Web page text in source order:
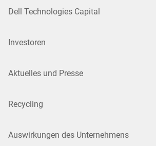
Dell Technologies Capital
Investoren
Aktuelles und Presse
Recycling
Auswirkungen des Unternehmens